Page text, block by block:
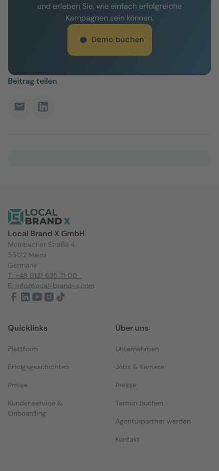
und erleben Sie, wie einfach erfolgreiche
Kampagnen sein können.
Demo buchen
Beitrag teilen
Local Brand X GmbH
Mombacher Straße 4
55122 Mainz
Germany
T: +49 6131 635 71 00
E: info@local-brand-x.com
Quicklinks
Plattform
Erfolgsgeschichten
Preise
Kundenservice &
Onboarding
Über uns
Unternehmen
Jobs & Karriere
Presse
Termin buchen
Agenturpartner werden
Kontakt